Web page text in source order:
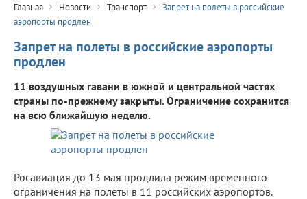
Главная Новости Транспорт
Запрет на полеты в российские
аэропорты продлен
Запрет на полеты в российские аэропорты
продлен
11 воздушных гавани в южной и центральной частях
страны по-прежнему закрыты. Ограничение сохранится
на всю ближайшую неделю.
Росавиация до 13 мая продлила режим временного
ограничения на полеты в 11 российских аэропортов.